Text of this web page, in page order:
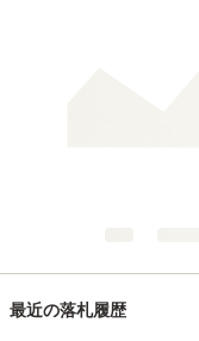
最近の落札履歴